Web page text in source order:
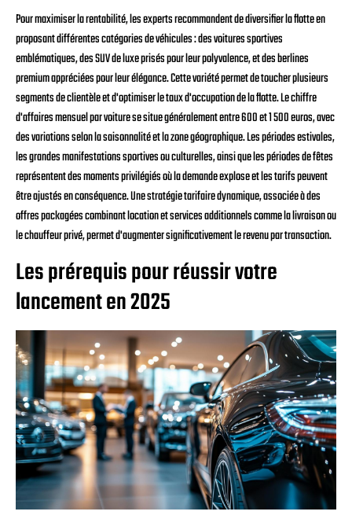
Pour maximiser la rentabilité, les experts recommandent de diversifier la flotte en
proposant différentes catégories de véhicules : des voitures sportives
emblématiques, des SUV de luxe prisés pour leur polyvalence, et des berlines
premium appréciées pour leur élégance. Cette variété permet de toucher plusieurs
segments de clientèle et d'optimiser le taux d'occupation de la flotte. Le chiffre
d'affaires mensuel par voiture se situe généralement entre 600 et 1 500 euros, avec
des variations selon la saisonnalité et la zone géographique. Les périodes estivales,
les grandes manifestations sportives ou culturelles, ainsi que les périodes de fêtes
représentent des moments privilégiés où la demande explose et les tarifs peuvent
être ajustés en conséquence. Une stratégie tarifaire dynamique, associée à des
offres packagées combinant location et services additionnels comme la livraison ou
le chauffeur privé, permet d'augmenter significativement le revenu par transaction.
Les prérequis pour réussir votre
lancement en 2025